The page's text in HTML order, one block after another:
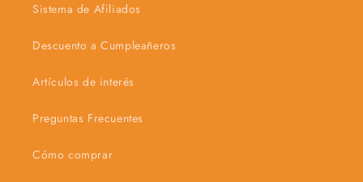
Sistema de Afiliados
Descuento a Cumpleañeros
Artículos de interés
Preguntas Frecuentes
Cómo comprar